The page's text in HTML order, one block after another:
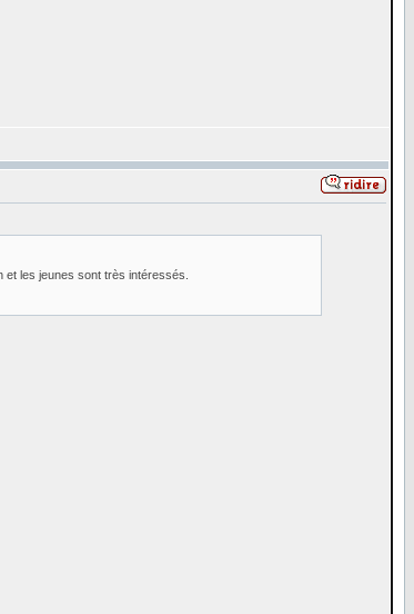
et les jeunes sont très intéressés.